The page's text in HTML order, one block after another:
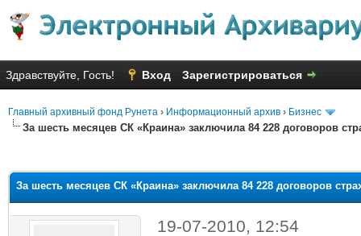
Здравствуйте, Гость! Вход Зарегистрироваться
Главный архивный фонд Рунета › Информационный архив › Бизнес
За шесть месяцев СК «Краина» заключила 84 228 договоров
За шесть месяцев СК «Краина» заключила 84 228 договоров
19-07-2010, 12:54